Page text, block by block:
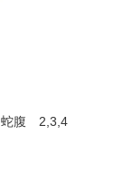
蛇腹 2,3,4